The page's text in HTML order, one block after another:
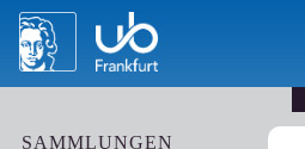
SAMMLUNGEN